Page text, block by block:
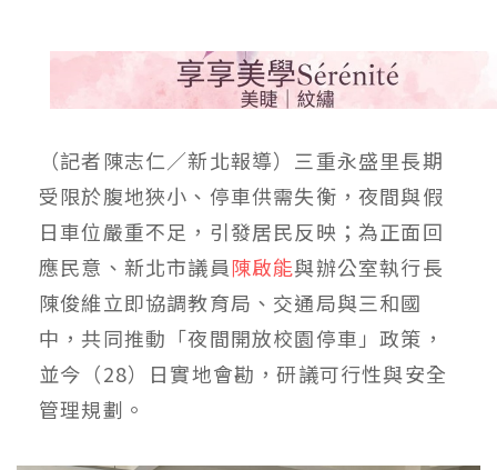
（記者陳志仁／新北報導）三重永盛里長期
受限於腹地狹小、停車供需失衡，夜間與假
日車位嚴重不足，引發居民反映；為正面回
應民意、新北市議員陳啟能與辦公室執行長
陳俊維立即協調教育局、交通局與三和國
中，共同推動「夜間開放校園停車」政策，
並今（28）日實地會勘，研議可行性與安全
管理規劃。